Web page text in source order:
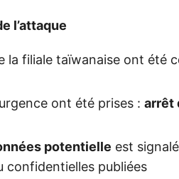
l’attaque
la filiale taïwanaise ont été
ont été prises : arrêt
potentielle est
confidentielles publiées